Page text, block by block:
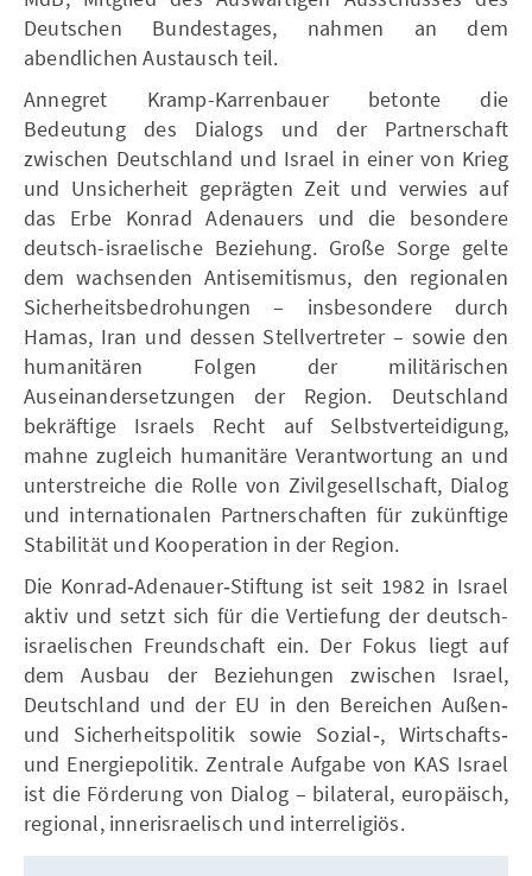
Deutschen Bundestages, nahmen an dem
abendlichen Austausch teil.
Annegret Kramp-Karrenbauer betonte die
Bedeutung des Dialogs und der Partnerschaft
zwischen Deutschland und Israel in einer von Krieg
und Unsicherheit geprägten Zeit und verwies auf
das Erbe Konrad Adenauers und die besondere
deutsch-israelische Beziehung. Große Sorge gelte
dem wachsenden Antisemitismus, den regionalen
Sicherheitsbedrohungen – insbesondere durch
Hamas, Iran und dessen Stellvertreter – sowie den
humanitären Folgen der militärischen
Auseinandersetzungen der Region. Deutschland
bekräftige Israels Recht auf Selbstverteidigung,
mahne zugleich humanitäre Verantwortung an und
unterstreiche die Rolle von Zivilgesellschaft, Dialog
und internationalen Partnerschaften für zukünftige
Stabilität und Kooperation in der Region.
Die Konrad‑Adenauer‑Stiftung ist seit 1982 in Israel
aktiv und setzt sich für die Vertiefung der deutsch-
israelischen Freundschaft ein. Der Fokus liegt auf
dem Ausbau der Beziehungen zwischen Israel,
Deutschland und der EU in den Bereichen Außen‑
und Sicherheitspolitik sowie Sozial‑, Wirtschafts‑
und Energiepolitik. Zentrale Aufgabe von KAS Israel
ist die Förderung von Dialog – bilateral, europäisch,
regional, innerisraelisch und interreligiös.